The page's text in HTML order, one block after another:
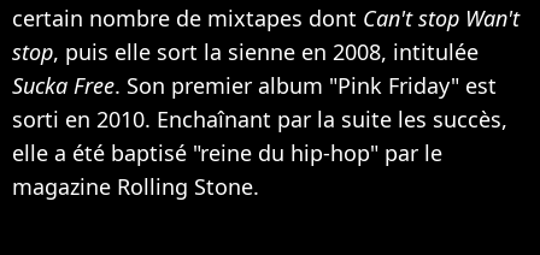
certain nombre de mixtapes dont Can't stop Wan't
stop, puis elle sort la sienne en 2008, intitulée
Sucka Free. Son premier album "Pink Friday" est
sorti en 2010. Enchaînant par la suite les succès,
elle a été baptisé "reine du hip-hop" par le
magazine Rolling Stone.